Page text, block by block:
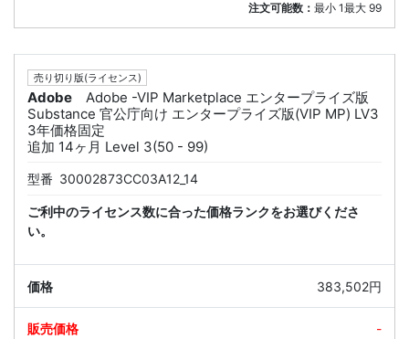
注文可能数： 最小 1最大 99
売り切り版(ライセンス)
Adobe
Adobe -VIP Marketplace エンタープライズ版
Substance 官公庁向け エンタープライズ版(VIP MP) LV3
3年価格固定
追加 14ヶ月 Level 3(50 - 99)
型番 30002873CC03A12_14
ご利中のライセンス数に合った価格ランクをお選びくださ
い。
383,502円
-